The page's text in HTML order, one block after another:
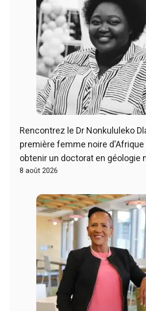
Rencontrez le Dr Nonkululeko
première femme noire d'Afrique
obtenir un doctorat en géologie
8 août 2026